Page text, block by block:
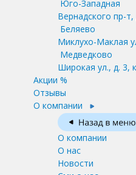
Юго-Западная
Вернадского пр-
Беляево
Миклухо-Маклая
Медведково
Широкая ул., д. 3,
Акции %
Отзывы
О компании
О компании
О нас
Новости